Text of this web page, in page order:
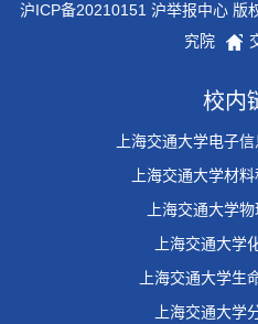
沪ICP备20210151 沪举报中心 版
究院
校内
上海交通大学电子
上海交通大学材
上海交通大学
上海交通大学
上海交通大学生
上海交通大学